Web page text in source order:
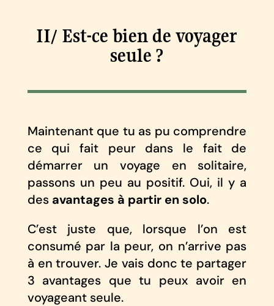
II/ Est-ce bien de voyager
seule ?
Maintenant que tu as pu comprendre
ce qui fait peur dans le fait de
démarrer un voyage en solitaire,
passons un peu au positif. Oui, il y a
des avantages à partir en solo.
C’est juste que, lorsque l’on est
consumé par la peur, on n’arrive pas
à en trouver. Je vais donc te partager
3 avantages que tu peux avoir en
voyageant seule.